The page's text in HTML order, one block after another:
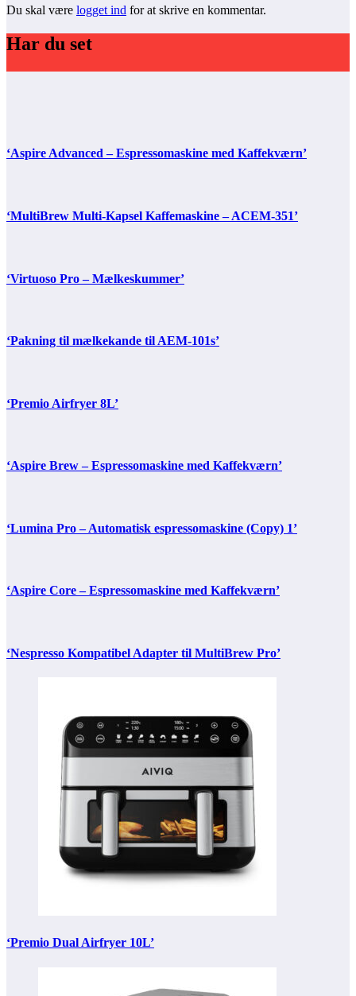
Du skal være logget ind for at skrive en kommentar.
Har du set
‘Aspire Advanced – Espressomaskine med Kaffekværn’
‘MultiBrew Multi-Kapsel Kaffemaskine – ACEM-351’
‘Virtuoso Pro – Mælkeskummer’
‘Pakning til mælkekande til AEM-101s’
‘Premio Airfryer 8L’
‘Aspire Brew – Espressomaskine med Kaffekværn’
‘Lumina Pro – Automatisk espressomaskine (Copy) 1’
‘Aspire Core – Espressomaskine med Kaffekværn’
‘Nespresso Kompatibel Adapter til MultiBrew Pro’
‘Premio Dual Airfryer 10L’